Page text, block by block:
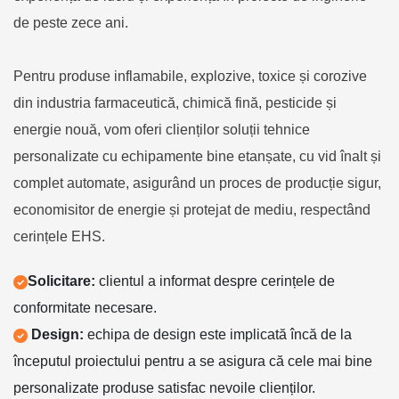
de peste zece ani.
Pentru produse inflamabile, explozive, toxice și corozive
din industria farmaceutică, chimică fină, pesticide și
energie nouă, vom oferi clienților soluții tehnice
personalizate cu echipamente bine etanșate, cu vid înalt și
complet automate, asigurând un proces de producție sigur,
economisitor de energie și protejat de mediu, respectând
cerințele EHS.
Solicitare: clientul a informat despre cerințele de
conformitate necesare.
Design: echipa de design este implicată încă de la
începutul proiectului pentru a se asigura că cele mai bine
personalizate produse satisfac nevoile clienților.